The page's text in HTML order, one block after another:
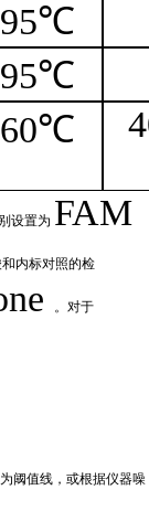
95℃
95℃
60℃
4
设置为 FAM
内标对照的检
。对于
阈值线，或根据仪器噪